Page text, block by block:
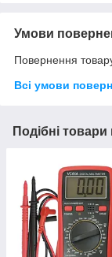
Умови
Повернення
Всі умови
Подібні товари